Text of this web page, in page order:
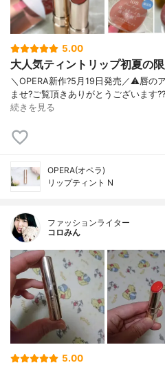
5.00
大人気ティントリップ初夏の
＼OPERA新作?5月19日発売／ ⚠️唇の
ませ? ご覧頂きありがとうございます
続きを見る
OPERA(オペラ)
リップティント N
ファッションライター
コロみん
5.00